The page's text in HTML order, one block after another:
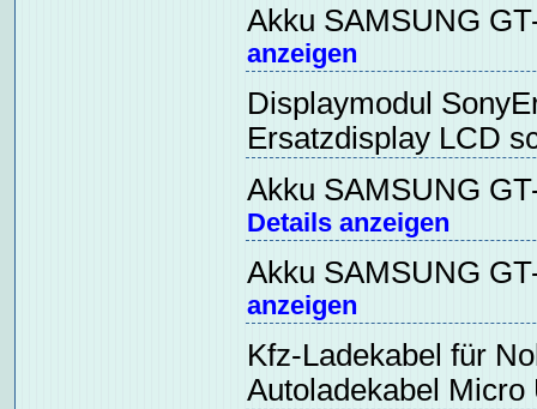
Akku SAMSUNG
anzeigen
Displaymodul
Ersatzdisplay LCD
Akku SAMSUNG
Details anzeigen
Akku SAMSUNG
anzeigen
Kfz-Ladekabel für
Autoladekabel